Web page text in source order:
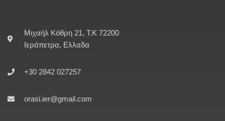
Μιχαήλ Κόθρη 21, Τ.Κ 72200
Ιεράπετρα, Ελλαδα
+30 2842 027257
orasi.ier@gmail.com